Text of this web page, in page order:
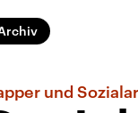
und